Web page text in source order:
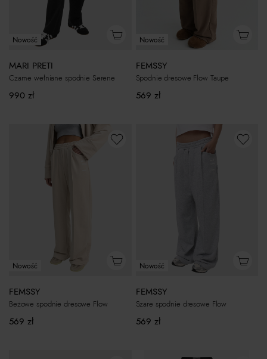
Nowość
MARI PRETI
Czarne wełniane spodnie Serene
990 zł
Nowość
FEMSSY
Spodnie dresowe Flow Taupe
569 zł
Nowość
FEMSSY
Beżowe spodnie dresowe Flow
569 zł
Nowość
FEMSSY
Szare spodnie dresowe Flow
569 zł